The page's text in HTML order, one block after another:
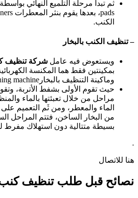
الكنب.
– تنظيف الكنب بالبخار
ويستعوض فيه عامل شركة تنظيف
وماكينة التنظيف بالبخارSteam cleaning machine
حيث تقوم الأولى بشفط الأتربة،
مراحل من خلال تعبئتها بالماء
الماء والمعطر، ومن ثَم التعميم
من البخار الساخن، فتتم المراحل
بسيطة متتالية دون استهلاك مفرط
.
هنا للاتصال
نصائح قبل طلب تنظيف